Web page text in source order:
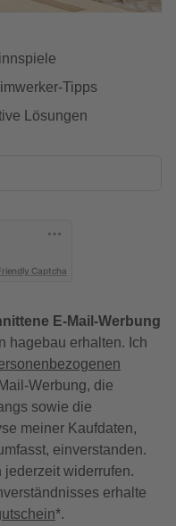
Tipps
Lösungen
Captcha
E-Mail-Werbung
hagebau erhalten. Ich
Werbung, die
sowie die
meiner Kaufdaten,
einverstanden.
jederzeit widerrufen.
erhalte
*.